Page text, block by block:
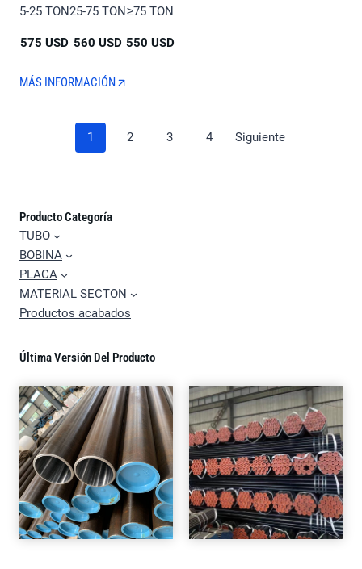
Producto Categoría
TUBO
BOBINA
PLACA
MATERIAL SECTON
Productos acabados
Última Versión Del Producto
5-25 TON
575 USD
25-75 TON
560 USD
≥75 TON
550 USD
MÁS INFORMACIÓN
Posts
Navegación
1 2 3 4 Siguiente